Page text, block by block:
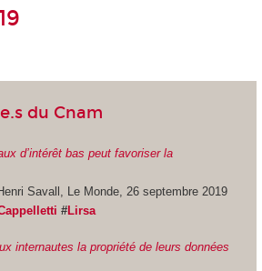
du Cnam
d’intérêt bas peut favoriser la
Savall, Le Monde, 26 septembre 2019
#Lirsa
internautes la propriété de leurs données